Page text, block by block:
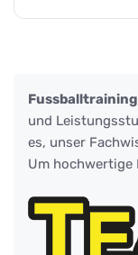
und
es, unser
Um